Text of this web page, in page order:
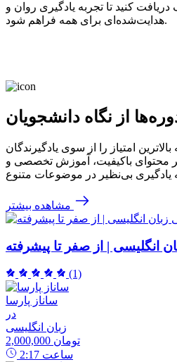
کنید تا تجربه یادگیری روان و
هدایت‌شده‌ای برای همه فراهم شود.
از نگاه دانشجویان
امتیاز را از سوی یادگیرندگان
محتوای باکیفیت، آموزش تخصصی و
مشاهده بیشتر
انگلیسی | از صفر تا پیشرفته
(1)
ساناز پارسا
در
زبان انگلیسی
2,000,000 تومان
2:17 ساعت